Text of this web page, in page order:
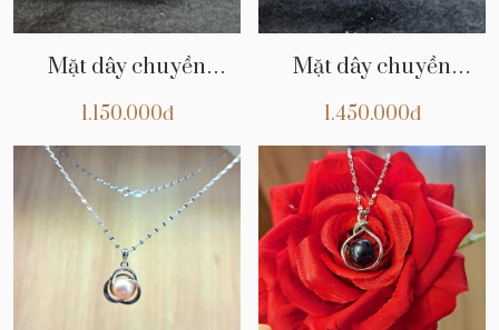
Mặt dây chuyền
1.150.000đ
Mặt dây chuyền
1.450.000đ